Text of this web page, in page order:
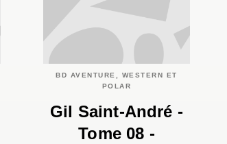
BD AVENTURE, WESTERN ET
POLAR
Gil Saint-André -
Tome 08 -